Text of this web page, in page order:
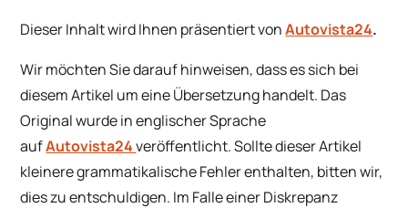
Dieser Inhalt wird Ihnen präsentiert vonAutovista24.
Wir möchten Sie darauf hinweisen, dass es sich bei
diesem Artikel um eine Übersetzung handelt. Das
Original wurde in englischer Sprache
aufAutovista24veröffentlicht. Sollte dieser Artikel
kleinere grammatikalische Fehler enthalten, bitten wir,
dies zu entschuldigen. Im Falle einer Diskrepanz